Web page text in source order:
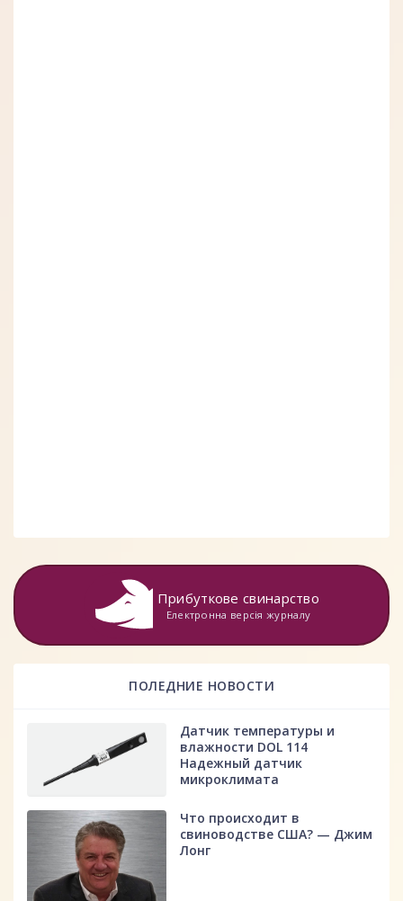
Прибуткове свинарство
Електронна версія журналу
ПОЛЕДНИЕ НОВОСТИ
Датчик температуры и
влажности DOL 114
Надежный датчик
микроклимата
Что происходит в
свиноводстве США? — Джим
Лонг